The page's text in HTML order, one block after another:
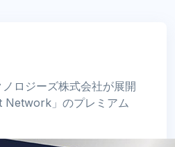
ロジーズ株式会社が展開
Network」のプレミアム